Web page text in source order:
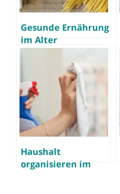
Gesunde Ernährung
im Alter
Haushalt
organisieren im